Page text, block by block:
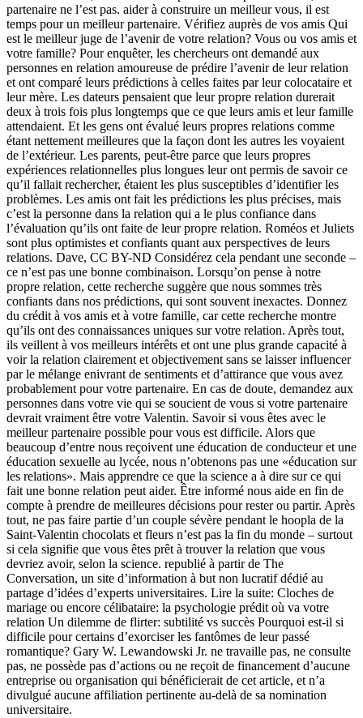
partenaire ne l’est pas. aider à construire un meilleur vous, il est
temps pour un meilleur partenaire. Vérifiez auprès de vos amis Qui
est le meilleur juge de l’avenir de votre relation? Vous ou vos amis et
votre famille? Pour enquêter, les chercheurs ont demandé aux
personnes en relation amoureuse de prédire l’avenir de leur relation
et ont comparé leurs prédictions à celles faites par leur colocataire et
leur mère. Les dateurs pensaient que leur propre relation durerait
deux à trois fois plus longtemps que ce que leurs amis et leur famille
attendaient. Et les gens ont évalué leurs propres relations comme
étant nettement meilleures que la façon dont les autres les voyaient
de l’extérieur. Les parents, peut-être parce que leurs propres
expériences relationnelles plus longues leur ont permis de savoir ce
qu’il fallait rechercher, étaient les plus susceptibles d’identifier les
problèmes. Les amis ont fait les prédictions les plus précises, mais
c’est la personne dans la relation qui a le plus confiance dans
l’évaluation qu’ils ont faite de leur propre relation. Roméos et Juliets
sont plus optimistes et confiants quant aux perspectives de leurs
relations. Dave, CC BY-ND Considérez cela pendant une seconde –
ce n’est pas une bonne combinaison. Lorsqu’on pense à notre
propre relation, cette recherche suggère que nous sommes très
confiants dans nos prédictions, qui sont souvent inexactes. Donnez
du crédit à vos amis et à votre famille, car cette recherche montre
qu’ils ont des connaissances uniques sur votre relation. Après tout,
ils veillent à vos meilleurs intérêts et ont une plus grande capacité à
voir la relation clairement et objectivement sans se laisser influencer
par le mélange enivrant de sentiments et d’attirance que vous avez
probablement pour votre partenaire. En cas de doute, demandez aux
personnes dans votre vie qui se soucient de vous si votre partenaire
devrait vraiment être votre Valentin. Savoir si vous êtes avec le
meilleur partenaire possible pour vous est difficile. Alors que
beaucoup d’entre nous reçoivent une éducation de conducteur et une
éducation sexuelle au lycée, nous n’obtenons pas une «éducation sur
les relations». Mais apprendre ce que la science a à dire sur ce qui
fait une bonne relation peut aider. Être informé nous aide en fin de
compte à prendre de meilleures décisions pour rester ou partir. Après
tout, ne pas faire partie d’un couple sévère pendant le hoopla de la
Saint-Valentin chocolats et fleurs n’est pas la fin du monde – surtout
si cela signifie que vous êtes prêt à trouver la relation que vous
devriez avoir, selon la science. republié à partir de The
Conversation, un site d’information à but non lucratif dédié au
partage d’idées d’experts universitaires. Lire la suite: Cloches de
mariage ou encore célibataire: la psychologie prédit où va votre
relation Un dilemme de flirter: subtilité vs succès Pourquoi est-il si
difficile pour certains d’exorciser les fantômes de leur passé
romantique? Gary W. Lewandowski Jr. ne travaille pas, ne consulte
pas, ne possède pas d’actions ou ne reçoit de financement d’aucune
entreprise ou organisation qui bénéficierait de cet article, et n’a
divulgué aucune affiliation pertinente au-delà de sa nomination
universitaire.